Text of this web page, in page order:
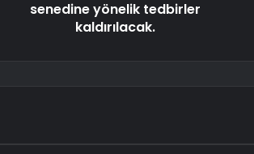
senedine yönelik tedbirler
kaldırılacak.